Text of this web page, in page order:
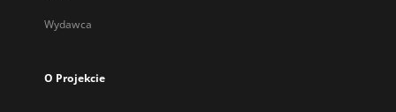
Wydawca
O Projekcie